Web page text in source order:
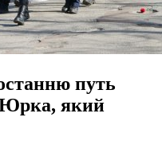
путь
Юрка, який